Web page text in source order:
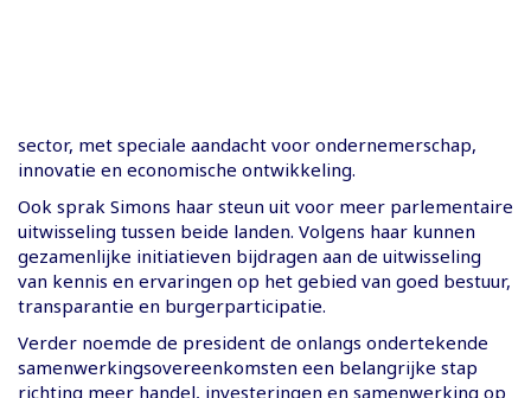
sector, met speciale aandacht voor ondernemerschap,
innovatie en economische ontwikkeling.
Ook sprak Simons haar steun uit voor meer parlementaire
uitwisseling tussen beide landen. Volgens haar kunnen
gezamenlijke initiatieven bijdragen aan de uitwisseling
van kennis en ervaringen op het gebied van goed bestuur,
transparantie en burgerparticipatie.
Verder noemde de president de onlangs ondertekende
samenwerkingsovereenkomsten een belangrijke stap
richting meer handel, investeringen en samenwerking op